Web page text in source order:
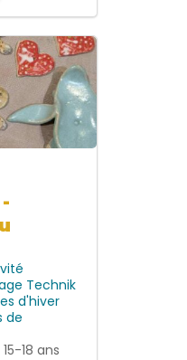
Technik
d'hiver
de
18 ans